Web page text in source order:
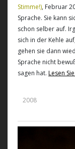
Stimme!), Februar
Sprache. Sie kann
schon selber auf.
sich in der Kehle
gehen sie dann
Sprache nicht
sagen hat. Lesen
2008